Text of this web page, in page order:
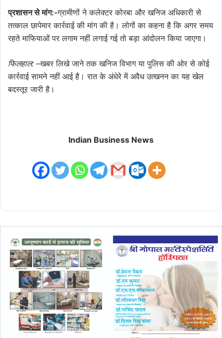
प्रशासन से मांग:-ग्रामीणों ने कलेक्टर कोरबा और खनिज अधिकारी से
तत्काल छापेमार कार्रवाई की मांग की है। लोगों का कहना है कि अगर समय
रहते माफियाओं पर लगाम नहीं लगाई गई तो बड़ा आंदोलन किया जाएगा।
फिलहाल: –खबर लिखे जाने तक खनिज विभाग या पुलिस की ओर से कोई
कार्रवाई सामने नहीं आई है। रात के अंधेरे में अवैध उत्खनन का यह खेल
बदस्तूर जारी है।
Indian Business News